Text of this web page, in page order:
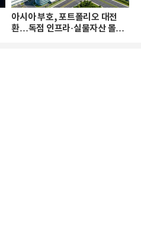
아시아 부호, 포트폴리오 대전
환…독점 인프라·실물자산 몰린